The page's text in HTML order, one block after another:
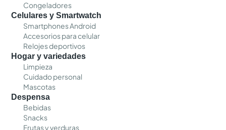
Congeladores
Celulares y Smartwatch
Smartphones Android
Accesorios para celular
Relojes deportivos
Hogar y variedades
Limpieza
Cuidado personal
Mascotas
Despensa
Bebidas
Snacks
Frutas y verduras